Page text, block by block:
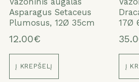
Asparagus Setaceus
Plumosus, 12Ø 35cm
12.00€
Į KREPŠELĮ
17Ø
Į